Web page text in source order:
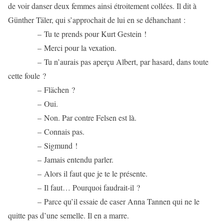
de voir danser deux femmes ainsi étroitement collées. Il dit à
Günther Täler, qui s’approchait de lui en se déhanchant :
– Tu te prends pour Kurt Gestein !
– Merci pour la vexation.
– Tu n’aurais pas aperçu Albert, par hasard, dans toute
cette foule ?
– Flächen ?
– Oui.
– Non. Par contre Felsen est là.
– Connais pas.
– Sigmund !
– Jamais entendu parler.
– Alors il faut que je te le présente.
– Il faut… Pourquoi faudrait-il ?
– Parce qu’il essaie de caser Anna Tannen qui ne le
quitte pas d’une semelle. Il en a marre.